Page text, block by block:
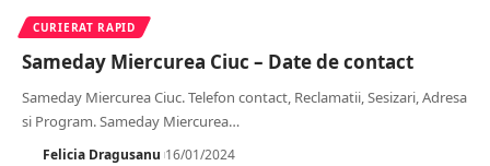
CURIERAT RAPID
Sameday Miercurea Ciuc – Date de contact
Sameday Miercurea Ciuc. Telefon contact, Reclamatii, Sesizari, Adresa
si Program. Sameday Miercurea…
Felicia Dragusanu 16/01/2024